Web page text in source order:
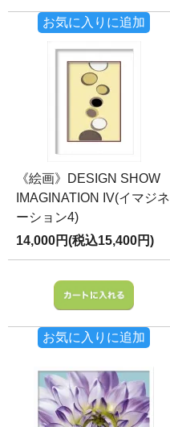
お気に入りに追加
《絵画》DESIGN SHOW
IMAGINATION IV(イマジネ
ーション4)
14,000円(税込15,400円)
お気に入りに追加